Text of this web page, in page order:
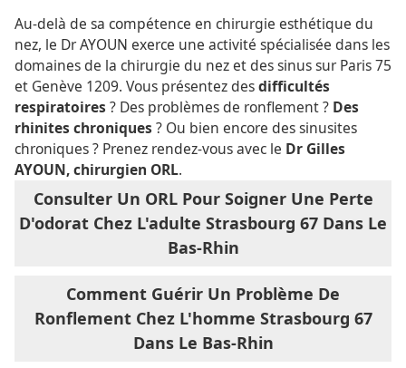
Au-delà de sa compétence en chirurgie esthétique du
nez, le Dr AYOUN exerce une activité spécialisée dans les
domaines de la chirurgie du nez et des sinus sur Paris 75
et Genève 1209. Vous présentez desdifficultés
respiratoires ? Des problèmes de ronflement ? Des
rhinites chroniques ? Ou bien encore des sinusites
chroniques ? Prenez rendez-vous avec le Dr Gilles
AYOUN, chirurgien ORL.
Consulter Un ORL Pour Soigner Une Perte
D'odorat Chez L'adulte Strasbourg 67 Dans Le
Bas-Rhin
Comment Guérir Un Problème De
Ronflement Chez L'homme Strasbourg 67
Dans Le Bas-Rhin